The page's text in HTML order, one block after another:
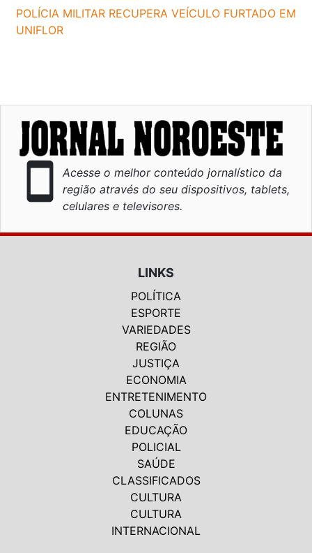
POLÍCIA MILITAR RECUPERA VEÍCULO FURTADO EM
UNIFLOR
smartphone
Acesse o melhor conteúdo jornalístico da
região através do seu dispositivos, tablets,
celulares e televisores.
LINKS
POLÍTICA
ESPORTE
VARIEDADES
REGIÃO
JUSTIÇA
ECONOMIA
ENTRETENIMENTO
COLUNAS
EDUCAÇÃO
POLICIAL
SAÚDE
CLASSIFICADOS
CULTURA
CULTURA
INTERNACIONAL